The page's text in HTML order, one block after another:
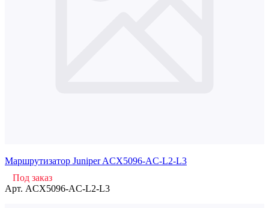
Маршрутизатор Juniper ACX5096-AC-L2-L3
Под заказ
Арт. ACX5096-AC-L2-L3